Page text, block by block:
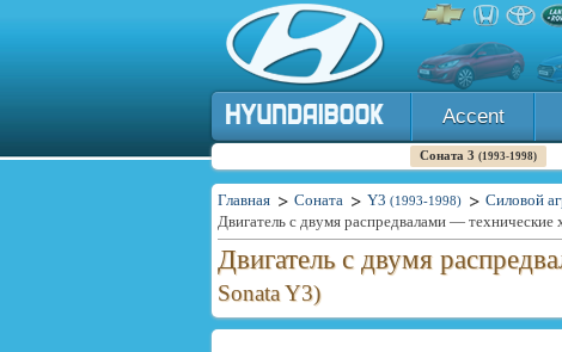
Accent
Соната 3 (1993-1998)
Главная Соната Y3 (1993-1998) Силовой
Двигатель с двумя распредвалами — технические
Двигатель с двумя
Sonata Y3)